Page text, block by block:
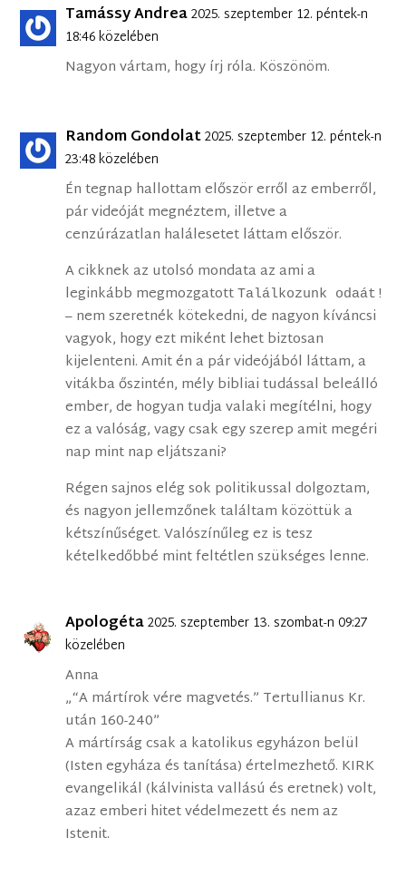
Tamássy Andrea2025. szeptember 12. péntek-n
18:46 közelében
Nagyon vártam, hogy írj róla. Köszönöm.
Random Gondolat2025. szeptember 12. péntek-n
23:48 közelében
Én tegnap hallottam először erről az emberről,
pár videóját megnéztem, illetve a
cenzúrázatlan halálesetet láttam először.
A cikknek az utolsó mondata az ami a
leginkább megmozgatottTalálkozunk odaát!
– nem szeretnék kötekedni, de nagyon kíváncsi
vagyok, hogy ezt miként lehet biztosan
kijelenteni. Amit én a pár videójából láttam, a
vitákba őszintén, mély bibliai tudással beleálló
ember, de hogyan tudja valaki megítélni, hogy
ez a valóság, vagy csak egy szerep amit megéri
nap mint nap eljátszani?
Régen sajnos elég sok politikussal dolgoztam,
és nagyon jellemzőnek találtam közöttük a
kétszínűséget. Valószínűleg ez is tesz
kételkedőbbé mint feltétlen szükséges lenne.
Apologéta2025. szeptember 13. szombat-n 09:27
közelében
Anna
„“A mártírok vére magvetés.” Tertullianus Kr.
után 160-240”
A mártírság csak a katolikus egyházon belül
(Isten egyháza és tanítása) értelmezhető. KIRK
evangelikál (kálvinista vallású és eretnek) volt,
azaz emberi hitet védelmezett és nem az
Istenit.